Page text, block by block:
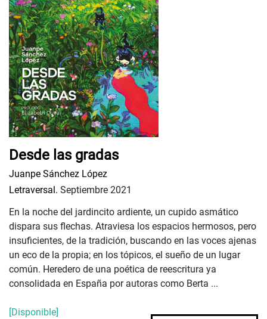
Desde las gradas
Juanpe Sánchez López
Letraversal. Septiembre 2021
En la noche del jardincito ardiente, un cupido asmático
dispara sus flechas. Atraviesa los espacios hermosos, pero
insuficientes, de la tradición, buscando en las voces ajenas
un eco de la propia; en los tópicos, el sueño de un lugar
común. Heredero de una poética de reescritura ya
consolidada en España por autoras como Berta ...
[Disponible]